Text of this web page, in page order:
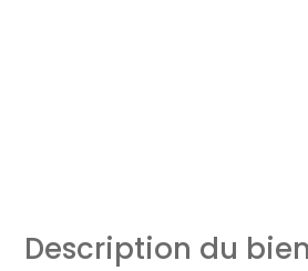
Description du bien